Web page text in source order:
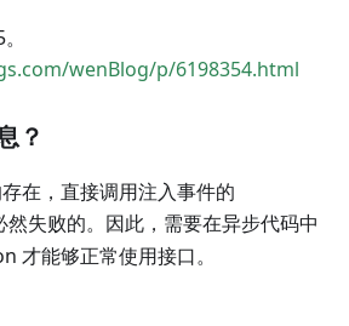
wenBlog/p/6198354.html
？
在，直接调用注入事件的
然失败的。因此，需要在异步代码中
才能够正常使用接口。